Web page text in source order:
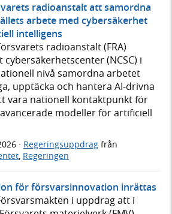
radioanstalt att samordna
arbete med cybersäkerhet
intelligens
radioanstalt (FRA)
(NCSC) i
nivå samordna arbetet
upptäcka och hantera AI-drivna
vara nationell kontaktpunkt för
modeller för artificiell
· Regeringsuppdrag från
, Regeringen
för försvarsinnovation inrättas
i uppdrag att i